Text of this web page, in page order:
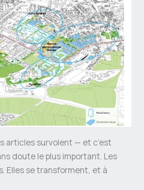
articles survolent — et c’est
doute le plus important. Les
Elles se transforment, et à